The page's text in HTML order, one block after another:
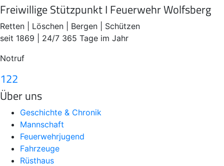
Freiwillige Stützpunkt I Feuerwehr Wolfsberg
Retten | Löschen | Bergen | Schützen
seit 1869 | 24/7 365 Tage im Jahr
Notruf
122
Über uns
Geschichte & Chronik
Mannschaft
Feuerwehrjugend
Fahrzeuge
Rüsthaus